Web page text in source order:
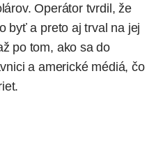
Operátor tvrdil, že
byť a preto aj trval na jej
po tom, ako sa do
a americké médiá, čo